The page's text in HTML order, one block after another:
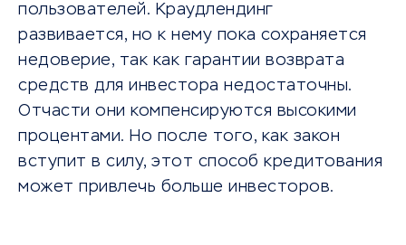
пользователей. Краудлендинг
развивается, но к нему пока сохраняется
недоверие, так как гарантии возврата
средств для инвестора недостаточны.
Отчасти они компенсируются высокими
процентами. Но после того, как закон
вступит в силу, этот способ кредитования
может привлечь больше инвесторов.